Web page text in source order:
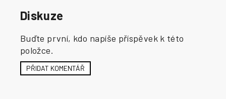
Diskuze
Buďte první, kdo napíše příspěvek k této
položce.
PŘIDAT KOMENTÁŘ